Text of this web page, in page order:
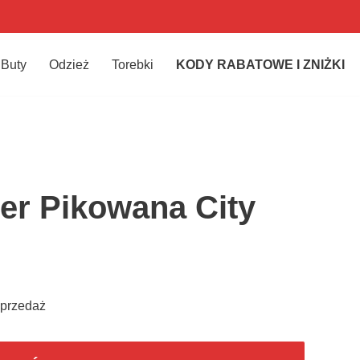
Buty Odzież Torebki KODY RABATOWE I ZNIŻKI
Pikowana City